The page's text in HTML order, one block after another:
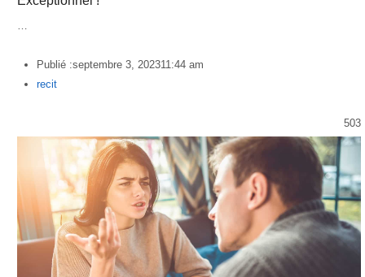
…
Publié :septembre 3, 202311:44 am
Author
recit
503